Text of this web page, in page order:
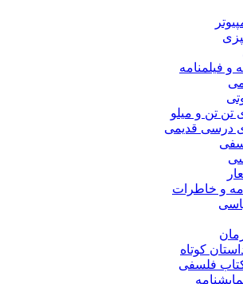
و فیلمنامه
تن تن و میلو
درسی قدیمی
و خاطرات
کوتاه
فلسفی